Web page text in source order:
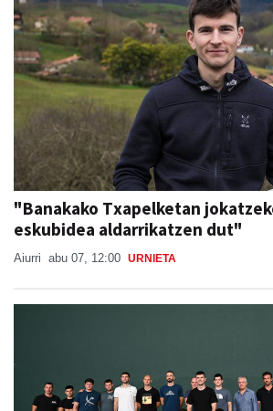
"Banakako Txapelketan
eskubidea aldarrikatzen dut"
Aiurri abu 07, 12:00 URNIETA